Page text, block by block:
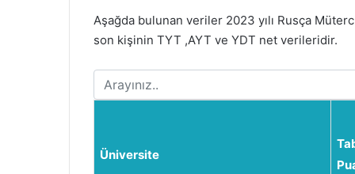
Aşağda bulunan veriler 2023 yılı Rusça
son kişinin TYT ,AYT ve YDT net verileridir.
Üniversite